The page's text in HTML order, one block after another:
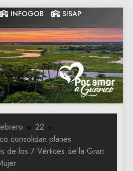
INFOGOB SISAP
Gobernacion
de Guarico
Gobernacion de Guarico
22
consolidan planes
de los 7 Vértices de la Gran